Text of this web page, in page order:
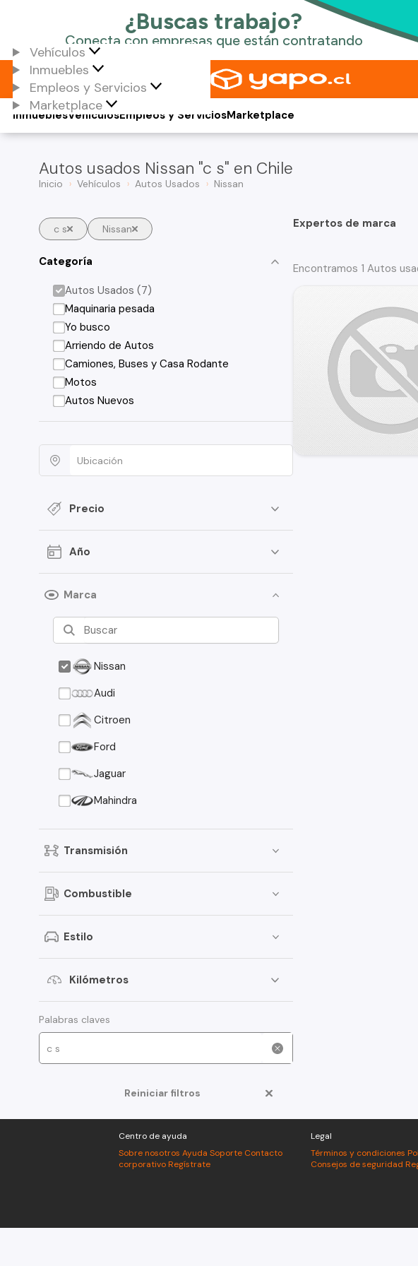
Vehículos
Inmuebles
Empleos y Servicios
Marketplace
Vehículos
Inmuebles Empleos y ServiciosMarketplace
Autos usados Nissan "c s" en Chile
Inicio Vehículos Autos Usados Nissan
c s Nissan
Categoría
Autos Usados (7)
Maquinaria pesada
Yo busco
Arriendo de Autos
Camiones, Buses y Casa Rodante
Motos
Autos Nuevos
Precio
Año
Marca
Nissan
Audi
Citroen
Ford
Jaguar
Mahindra
Transmisión
Combustible
Estilo
Kilómetros
Palabras claves
Reiniciar filtros
Expertos de marca
Encontramos 1 Autos
Centro de ayuda
Sobre nosotros Ayuda Soporte Contacto
corporativo Regístrate
Legal
Términos y condiciones
Consejos de seguridad